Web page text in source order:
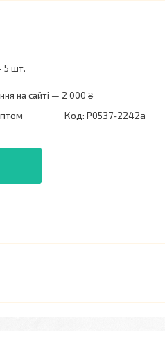
5 шт.
на сайті — 2 000 ₴
Код: P0537-2242a